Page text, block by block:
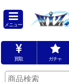
メニュー
買取 ガチャ